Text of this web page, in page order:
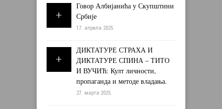
Говор Албијанића у Скупштини
Србије
17. априла 2025.
ДИКТАТУРЕ СТРАХА И
ДИКТАТУРЕ СПИНА – ТИТО
И ВУЧИЋ: Култ личности,
пропаганда и методе владања.
27. марта 2025.